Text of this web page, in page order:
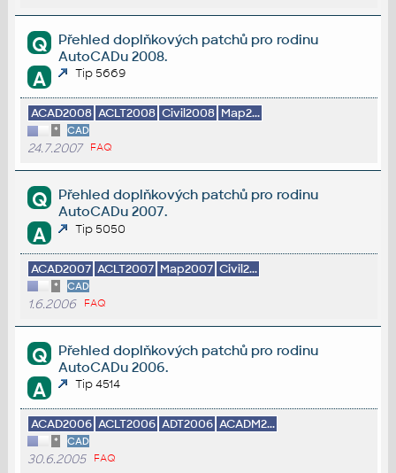
Q
Přehled doplňkových patchů pro rodinu
AutoCADu 2008.
A Tip 5669
ACAD2008 ACLT2008 Civil2008 Map2...
* CAD
24.7.2007 FAQ
Q
Přehled doplňkových patchů pro rodinu
AutoCADu 2007.
A Tip 5050
ACAD2007 ACLT2007 Map2007 Civil2...
* CAD
1.6.2006 FAQ
Q
Přehled doplňkových patchů pro rodinu
AutoCADu 2006.
A Tip 4514
ACAD2006 ACLT2006 ADT2006 ACADM2...
* CAD
30.6.2005 FAQ